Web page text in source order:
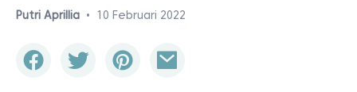
Putri Aprillia • 10 Februari 2022